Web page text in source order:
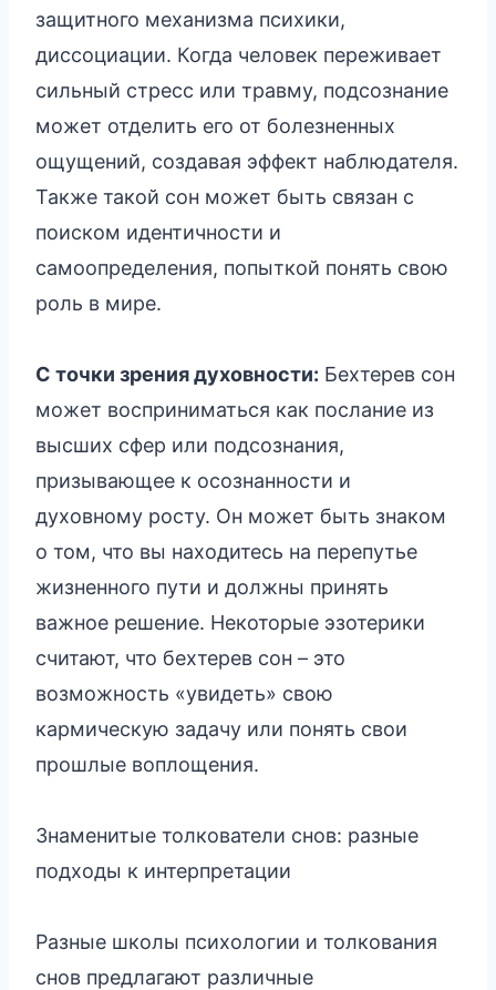
защитного механизма психики,
диссоциации. Когда человек переживает
сильный стресс или травму, подсознание
может отделить его от болезненных
ощущений, создавая эффект наблюдателя.
Также такой сон может быть связан с
поиском идентичности и
самоопределения, попыткой понять свою
роль в мире.
С точки зрения духовности: Бехтерев сон
может восприниматься как послание из
высших сфер или подсознания,
призывающее к осознанности и
духовному росту. Он может быть знаком
о том, что вы находитесь на перепутье
жизненного пути и должны принять
важное решение. Некоторые эзотерики
считают, что бехтерев сон – это
возможность «увидеть» свою
кармическую задачу или понять свои
прошлые воплощения.
Знаменитые толкователи снов: разные
подходы к интерпретации
Разные школы психологии и толкования
снов предлагают различные